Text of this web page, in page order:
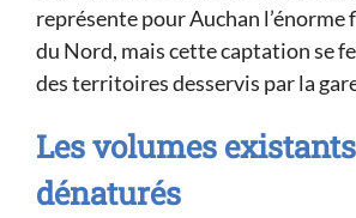
représente pour Auchan l’énorme
du Nord, mais cette captation se
des territoires desservis par la
Les volumes existants
dénaturés